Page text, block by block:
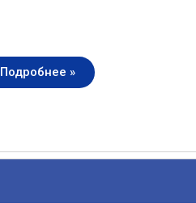
Подробнее »